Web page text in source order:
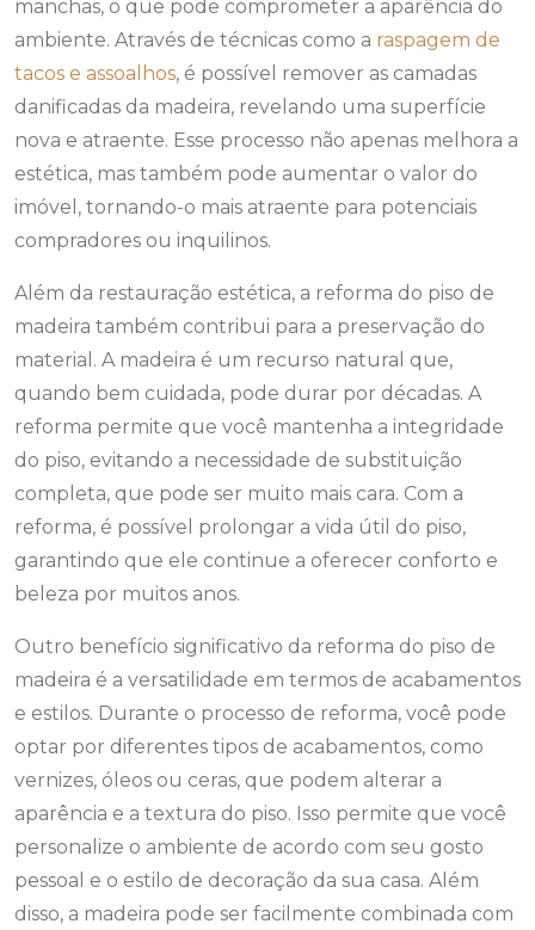
manchas, o que pode comprometer a aparência do
ambiente. Através de técnicas como a raspagem de
tacos e assoalhos, é possível remover as camadas
danificadas da madeira, revelando uma superfície
nova e atraente. Esse processo não apenas melhora a
estética, mas também pode aumentar o valor do
imóvel, tornando-o mais atraente para potenciais
compradores ou inquilinos.
Além da restauração estética, a reforma do piso de
madeira também contribui para a preservação do
material. A madeira é um recurso natural que,
quando bem cuidada, pode durar por décadas. A
reforma permite que você mantenha a integridade
do piso, evitando a necessidade de substituição
completa, que pode ser muito mais cara. Com a
reforma, é possível prolongar a vida útil do piso,
garantindo que ele continue a oferecer conforto e
beleza por muitos anos.
Outro benefício significativo da reforma do piso de
madeira é a versatilidade em termos de acabamentos
e estilos. Durante o processo de reforma, você pode
optar por diferentes tipos de acabamentos, como
vernizes, óleos ou ceras, que podem alterar a
aparência e a textura do piso. Isso permite que você
personalize o ambiente de acordo com seu gosto
pessoal e o estilo de decoração da sua casa. Além
disso, a madeira pode ser facilmente combinada com